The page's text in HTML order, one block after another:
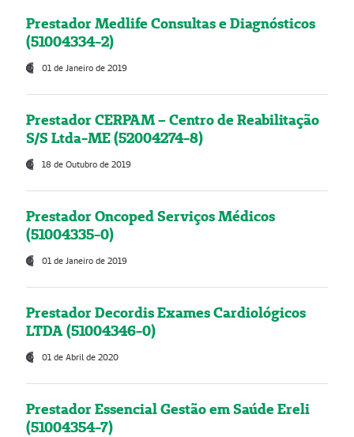
Prestador Medlife Consultas e Diagnósticos
(51004334-2)
01 de Janeiro de 2019
Prestador CERPAM – Centro de Reabilitação
S/S Ltda-ME (52004274-8)
18 de Outubro de 2019
Prestador Oncoped Serviços Médicos
(51004335-0)
01 de Janeiro de 2019
Prestador Decordis Exames Cardiológicos
LTDA (51004346-0)
01 de Abril de 2020
Prestador Essencial Gestão em Saúde Ereli
(51004354-7)